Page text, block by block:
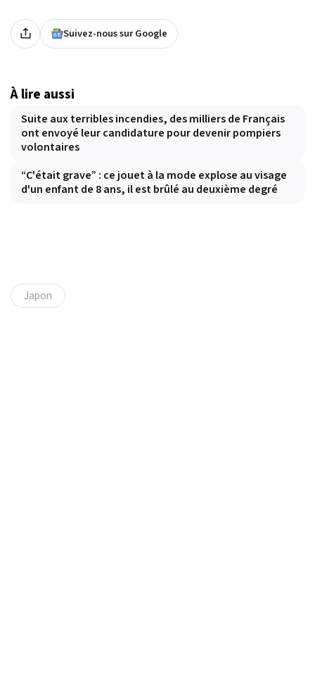
Suivez-nous sur Google
À lire aussi
Suite aux terribles incendies, des milliers de Français
ont envoyé leur candidature pour devenir pompiers
volontaires
“C'était grave” : ce jouet à la mode explose au visage
d'un enfant de 8 ans, il est brûlé au deuxième degré
Japon